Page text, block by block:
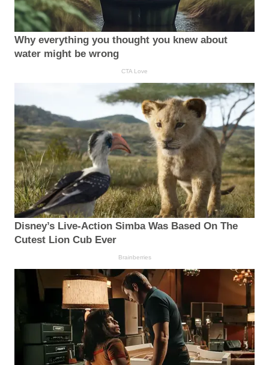
Why everything you thought you knew about
water might be wrong
CTA Love
Disney’s Live-Action Simba Was Based On The
Cutest Lion Cub Ever
Brainberries